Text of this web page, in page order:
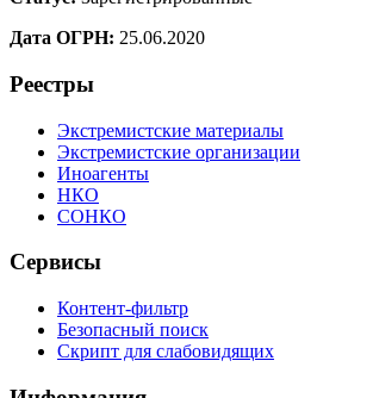
Дата ОГРН: 25.06.2020
Реестры
Экстремистские материалы
Экстремистские организации
Иноагенты
НКО
СОНКО
Сервисы
Контент-фильтр
Безопасный поиск
Скрипт для слабовидящих